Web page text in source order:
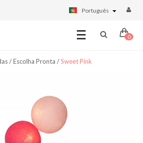
Português
0
/Escolha Pronta /Sweet Pink